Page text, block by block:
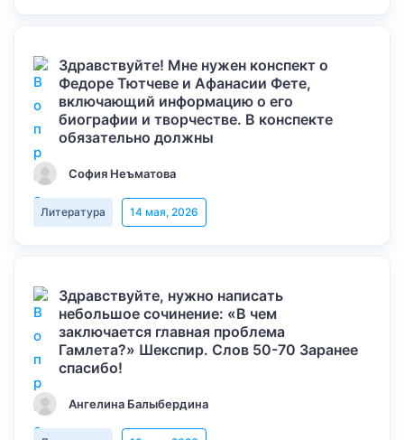
Здравствуйте! Мне нужен конспект о
Федоре Тютчеве и Афанасии Фете,
включающий информацию о его
биографии и творчестве. В конспекте
обязательно должны
София Неъматова
Литература 14 мая, 2026
Здравствуйте, нужно написать
небольшое сочинение: «В чем
заключается главная проблема
Гамлета?» Шекспир. Слов 50-70 Заранее
спасибо!
Ангелина Балыбердина